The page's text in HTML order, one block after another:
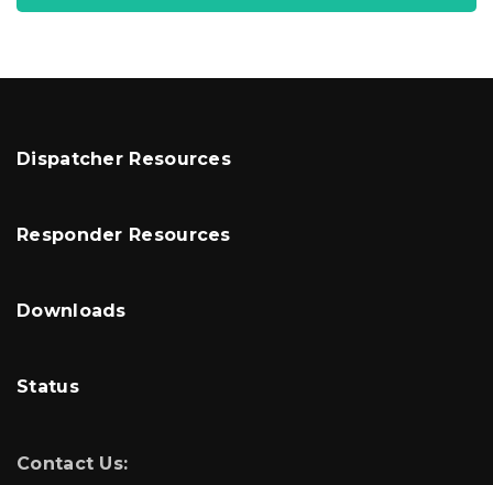
Dispatcher Resources
Responder Resources
Downloads
Status
Contact Us: